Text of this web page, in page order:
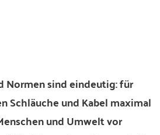
Normen sind eindeutig: für
Schläuche und Kabel maximal
und Umwelt vor